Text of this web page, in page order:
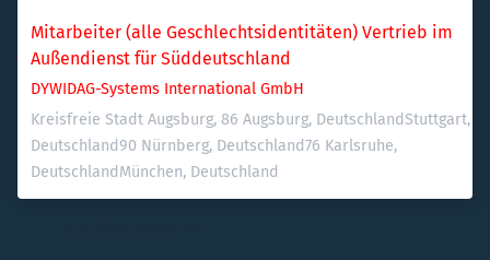
Mitarbeiter (alle Geschlechtsidentitäten) Vertrieb im
Außendienst für Süddeutschland
DYWIDAG-Systems International GmbH
Kreisfreie Stadt Augsburg, 86 Augsburg, DeutschlandStuttgart,
Deutschland90 Nürnberg, Deutschland76 Karlsruhe,
Deutschland München, Deutschland